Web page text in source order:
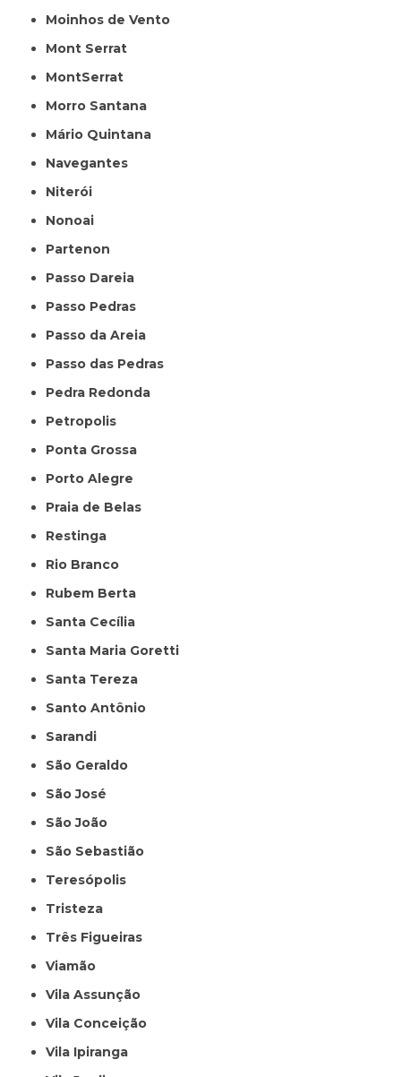
Moinhos de Vento
Mont Serrat
MontSerrat
Morro Santana
Mário Quintana
Navegantes
Niterói
Nonoai
Partenon
Passo Dareia
Passo Pedras
Passo da Areia
Passo das Pedras
Pedra Redonda
Petropolis
Ponta Grossa
Porto Alegre
Praia de Belas
Restinga
Rio Branco
Rubem Berta
Santa Cecília
Santa Maria Goretti
Santa Tereza
Santo Antônio
Sarandi
São Geraldo
São José
São João
São Sebastião
Teresópolis
Tristeza
Três Figueiras
Viamão
Vila Assunção
Vila Conceição
Vila Ipiranga